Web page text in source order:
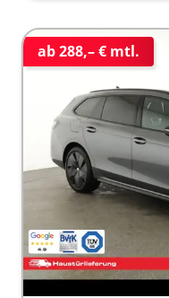
ab 288,– € mtl.